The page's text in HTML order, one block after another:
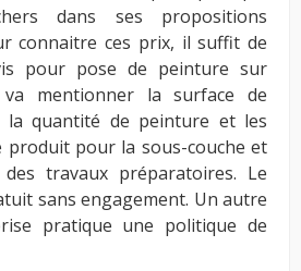
dans ses propositions
connaitre ces prix, il suffit de
pour pose de peinture sur
mentionner la surface de
quantité de peinture et les
produit pour la sous-couche et
travaux préparatoires. Le
sans engagement. Un autre
pratique une politique de